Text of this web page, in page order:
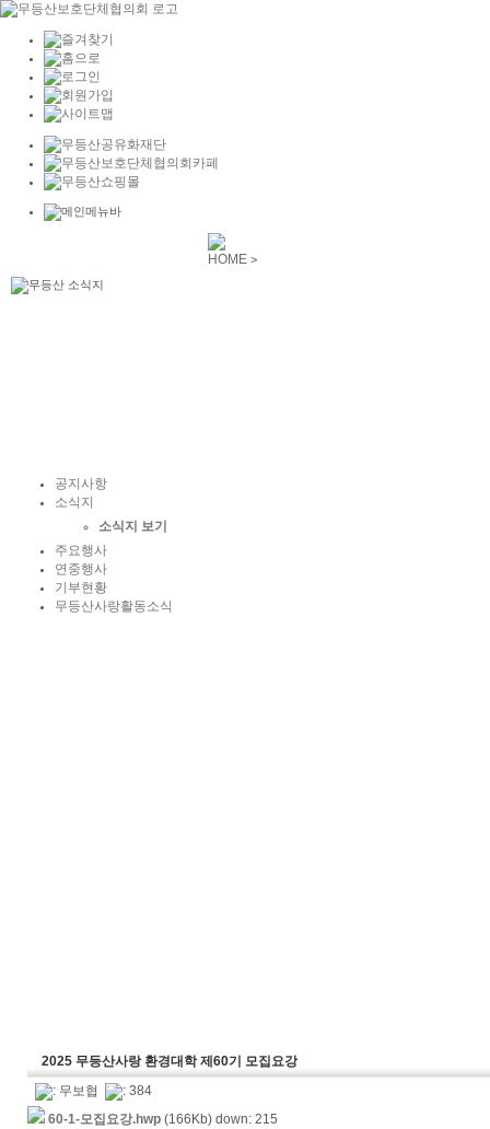
공지사항
소식지
소식지 보기
주요행사
연중행사
기부현황
무등산사랑활동소식
HOME >
2025 무등산사랑 환경대학 제60기 모집요강
: 무보협
: 384
60-1-모집요강.hwp(166Kb) down: 215